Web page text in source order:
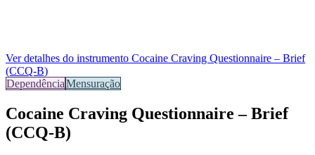
Ver detalhes do instrumento Cocaine Craving Questionnaire – Brief
(CCQ-B)
DependênciaMensuração
Cocaine Craving Questionnaire – Brief
(CCQ-B)